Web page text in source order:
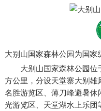
大别山国家森林公园为国家
大别山国家森林公园位
方公里，分设天堂寨大别雄
名胜游览区、薄刀峰避暑
光游览区、天堂湖水上乐团